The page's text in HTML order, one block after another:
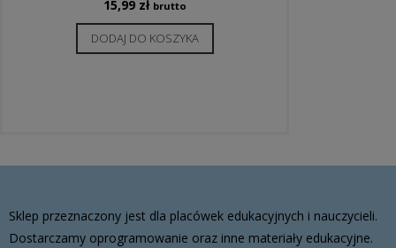
15,99 zł brutto
DODAJ DO KOSZYKA
Sklep przeznaczony jest dla placówek edukacyjnych i nauczycieli.
Dostarczamy oprogramowanie oraz inne materiały edukacyjne.